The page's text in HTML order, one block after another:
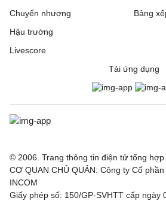
Chuyển nhượng
Hậu trường
Livescore
Bảng
Tải ứng dụng
© 2006. Trang thông tin điện tử tổng hợp
CƠ QUAN CHỦ QUẢN: Công ty Cổ
INCOM
Giấy phép số: 150/GP-SVHTT cấp ngày